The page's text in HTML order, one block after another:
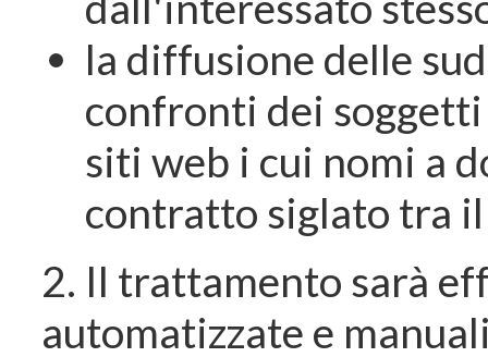
la diffusione delle
confronti dei soggetti
siti web i cui nomi a
contratto siglato tra
2. Il trattamento sarà
automatizzate e